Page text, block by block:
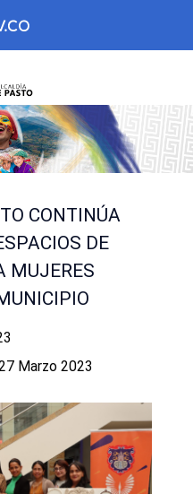
CONTINÚA
DE
MUJERES
Marzo 2023